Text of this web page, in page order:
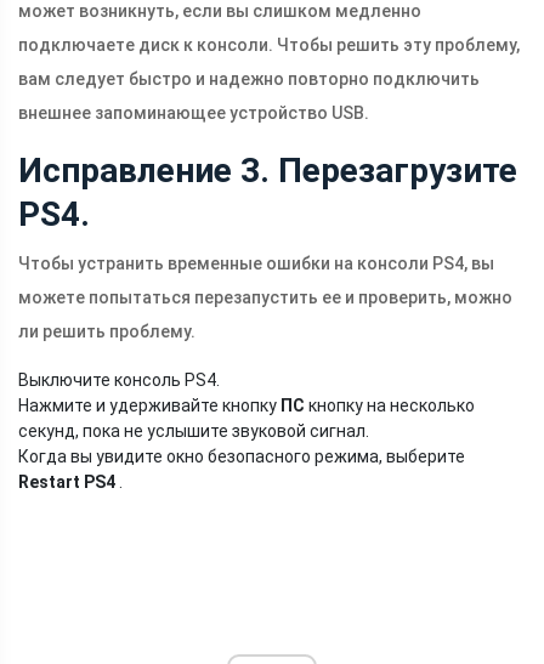
может возникнуть, если вы слишком медленно
подключаете диск к консоли. Чтобы решить эту проблему,
вам следует быстро и надежно повторно подключить
внешнее запоминающее устройство USB.
Исправление 3. Перезагрузите
PS4.
Чтобы устранить временные ошибки на консоли PS4, вы
можете попытаться перезапустить ее и проверить, можно
ли решить проблему.
Выключите консоль PS4.
Нажмите и удерживайте кнопку ПС кнопку на несколько
секунд, пока не услышите звуковой сигнал.
Когда вы увидите окно безопасного режима, выберите
Restart PS4